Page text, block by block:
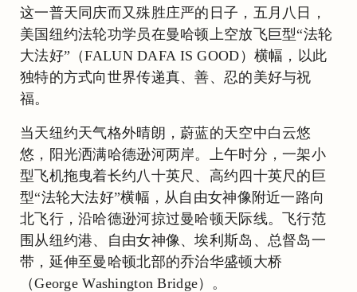
这一普天同庆而又殊胜庄严的日子，五月八日，
美国纽约法轮功学员在曼哈顿上空放飞巨型“法轮
大法好”（FALUN DAFA IS GOOD）横幅，以此
独特的方式向世界传递真、善、忍的美好与祝
福。
当天纽约天气格外晴朗，蔚蓝的天空中白云悠
悠，阳光洒满哈德逊河两岸。上午时分，一架小
型飞机拖曳着长约八十英尺、高约四十英尺的巨
型“法轮大法好”横幅，从自由女神像附近一路向
北飞行，沿哈德逊河掠过曼哈顿天际线。飞行范
围从纽约港、自由女神像、埃利斯岛、总督岛一
带，延伸至曼哈顿北部的乔治华盛顿大桥
（George Washington Bridge）。